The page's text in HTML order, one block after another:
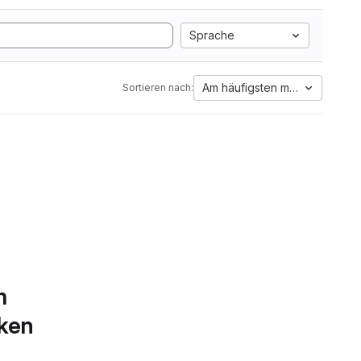
Sprache
Sortieren nach: Am häufigsten markiert